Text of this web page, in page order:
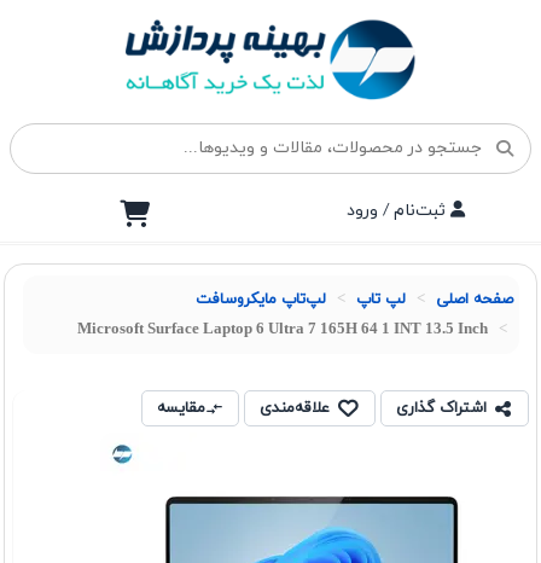
ثبت‌نام / ورود
صفحه اصلی لپ تاپ لپ‌تاپ مایکروسافت
Microsoft Surface Laptop 6 Ultra 7 165H 64 1 INT 13.5 Inch
اشتراک گذاری علاقه‌مندی مقایسه